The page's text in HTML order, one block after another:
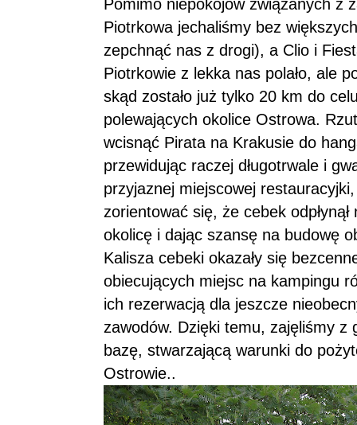
Pomimo niepokojów związanych z
Piotrkowa jechaliśmy bez
zepchnąć nas z drogi), a Clio i
Piotrkowie z lekka nas polało, ale
skąd zostało już tylko 20 km do
polewających okolice Ostrowa.
wcisnąć Pirata na Krakusie do
przewidując raczej długotrwale i
przyjaznej miejscowej
zorientować się, że cebek
okolicę i dając szansę na budowę
Kalisza cebeki okazały się
obiecujących miejsc na kampingu
ich rezerwacją dla jeszcze
zawodów. Dzięki temu, zajęliśmy z
bazę, stwarzającą warunki do
Ostrowie..